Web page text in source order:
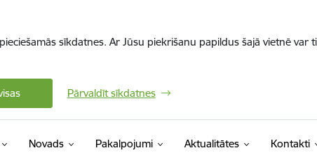
sīkdatnes. Ar Jūsu piekrišanu papildus šajā vietnē
Pārvaldīt sīkdatnes
Novads Pakalpojumi Aktualitātes Kontakti